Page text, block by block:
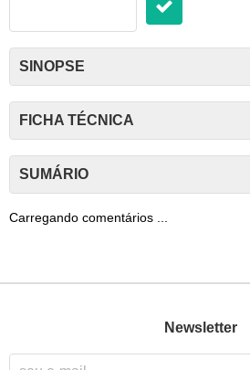
SINOPSE
FICHA TÉCNICA
SUMÁRIO
Carregando comentários ...
Newsletter